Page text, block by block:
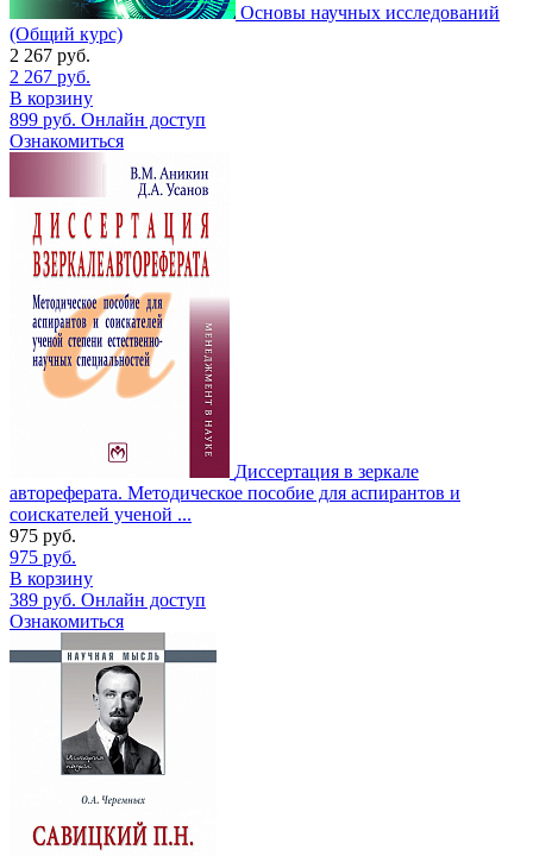
Основы научных исследований
(Общий курс)
2 267 руб.
2 267 руб.
В корзину
899 руб. Онлайн доступ
Ознакомиться
Диссертация в зеркале
автореферата. Методическое пособие для аспирантов и
соискателей ученой ...
975 руб.
975 руб.
В корзину
389 руб. Онлайн доступ
Ознакомиться